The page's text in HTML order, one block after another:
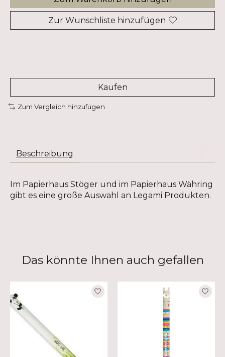
Zur Wunschliste hinzufügen
Kaufen
Zum Vergleich hinzufügen
Beschreibung
Im Papierhaus Stöger und im Papierhaus Währing
gibt es eine große Auswahl an Legami Produkten.
Das könnte Ihnen auch gefallen
Produkt-Karussell-Artikel